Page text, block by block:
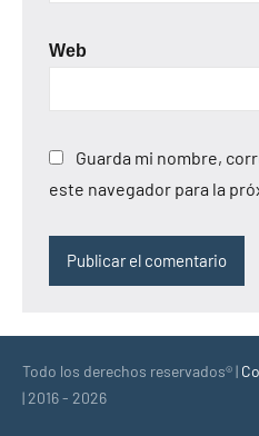
Web
Guarda mi nombre,
este navegador para la
Todo los derechos reservados® |
| 2016 - 2026